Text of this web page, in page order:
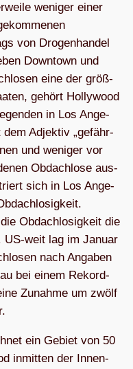
weni­ger einer
von Dro­gen­han­del
Down­town und
eine der größ­
gehört Hol­ly­wood
in Los Ange­
dem Adjek­tiv „gefähr­
und weni­ger vor
Obdach­lose aus­
sich in Los Ange­
Obdach­lo­sig­keit die
US-weit lag im Januar
nach Anga­ben
bei einem Rekord­
Zunahme um zwölf
ein Gebiet von 50
inmit­ten der Innen­